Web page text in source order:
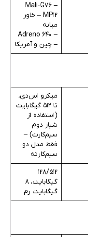
– Mali-G76
MP12 – خاور
میانه
– Adreno 640
– چین و آمریکا
میکرو اس‌دی،
تا 512 گیگابایت
(استفاده از
شیار دوم
سیم‌کارت) –
فقط مدل دو
سیم‌کارته
128/512
گیگابایت، 8
گیگابایت رم